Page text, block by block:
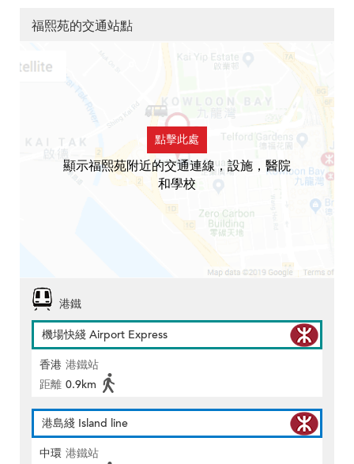
福熙苑的交通站點
點擊此處
顯示福熙苑附近的交通連線，設施，醫院
和學校
港鐵
機場快綫 Airport Express
香港 港鐵站
距離 0.9km
港島綫 Island line
中環 港鐵站